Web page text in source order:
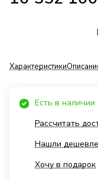
Характеристики
Есть в наличии
Рассчитать
Нашли
Хочу в подарок